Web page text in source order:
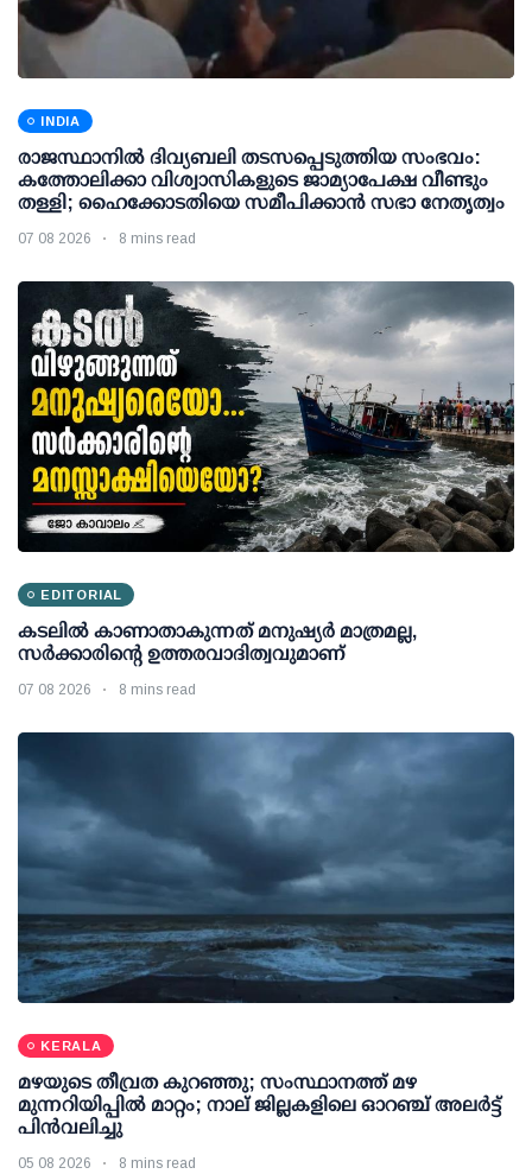
INDIA
രാജസ്ഥാനിൽ ദിവ്യബലി തടസപ്പെടുത്തിയ സംഭവം:
കത്തോലിക്കാ വിശ്വാസികളുടെ ജാമ്യാപേക്ഷ വീണ്ടും
തള്ളി; ഹൈക്കോടതിയെ സമീപിക്കാൻ സഭാ നേതൃത്വം
07 08 2026 8 mins read
EDITORIAL
കടലിൽ കാണാതാകുന്നത് മനുഷ്യർ മാത്രമല്ല,
സർക്കാരിന്റെ ഉത്തരവാദിത്വവുമാണ്
07 08 2026 8 mins read
KERALA
മഴയുടെ തീവ്രത കുറഞ്ഞു; സംസ്ഥാനത്ത് മഴ
മുന്നറിയിപ്പിൽ മാറ്റം; നാല് ജില്ലകളിലെ ഓറഞ്ച് അലർട്ട്
പിൻവലിച്ചു
05 08 2026 8 mins read